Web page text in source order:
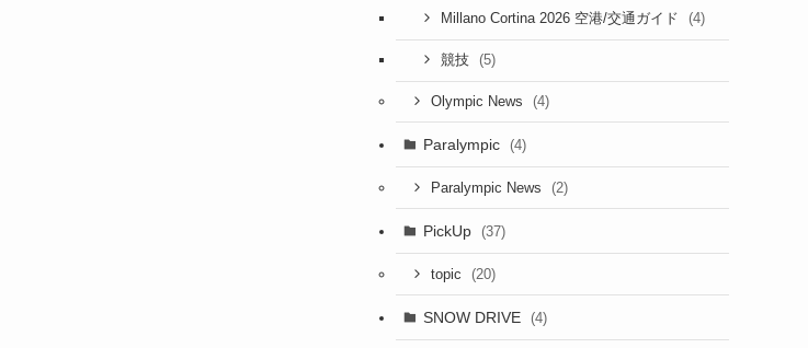
Millano Cortina 2026 空港/交通ガイド (4)
競技 (5)
Olympic News (4)
Paralympic (4)
Paralympic News (2)
PickUp (37)
topic (20)
SNOW DRIVE (4)